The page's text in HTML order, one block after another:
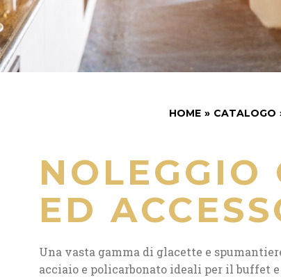
HOME » CATALOGO
NOLEGGIO
ED
Una vasta gamma di glacette e
acciaio e policarbonato ideali per il buffet